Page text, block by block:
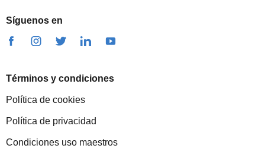
Síguenos en
Términos y condiciones
Política de cookies
Política de privacidad
Condiciones uso maestros